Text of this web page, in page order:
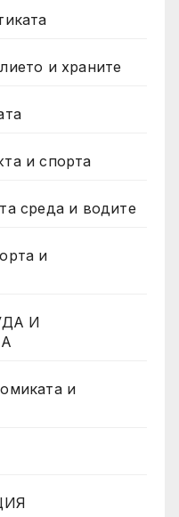
и храните
и спорта
среда и водите
и
И
и